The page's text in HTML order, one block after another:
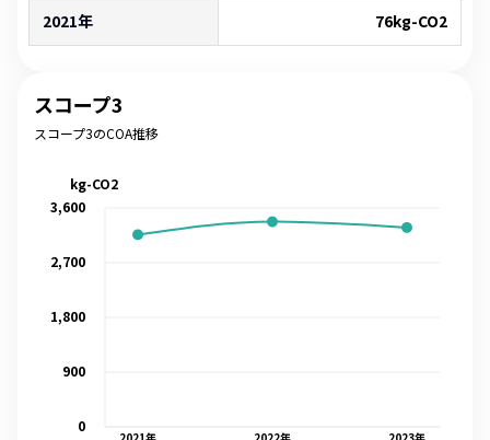
2021年 76kg-CO2
スコープ3
スコープ3のCOA推移
0
900
1,800
2,700
3,600
kg-CO2